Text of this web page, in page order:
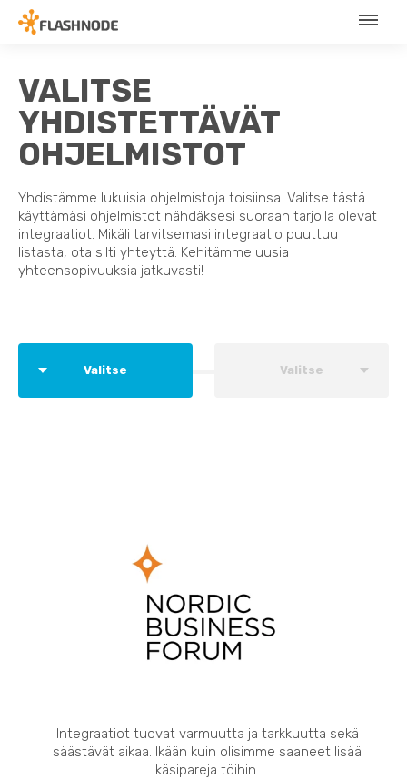
VALITSE
YHDISTETTÄVÄT
OHJELMISTOT
Yhdistämme lukuisia ohjelmistoja toisiinsa. Valitse tästä
käyttämäsi ohjelmistot nähdäksesi suoraan tarjolla olevat
integraatiot. Mikäli tarvitsemasi integraatio puuttuu
listasta, ota silti yhteyttä. Kehitämme uusia
yhteensopivuuksia jatkuvasti!
Valitse Valitse
Integraatiot tuovat varmuutta ja tarkkuutta sekä
säästävät aikaa. Ikään kuin olisimme saaneet lisää
käsipareja töihin.